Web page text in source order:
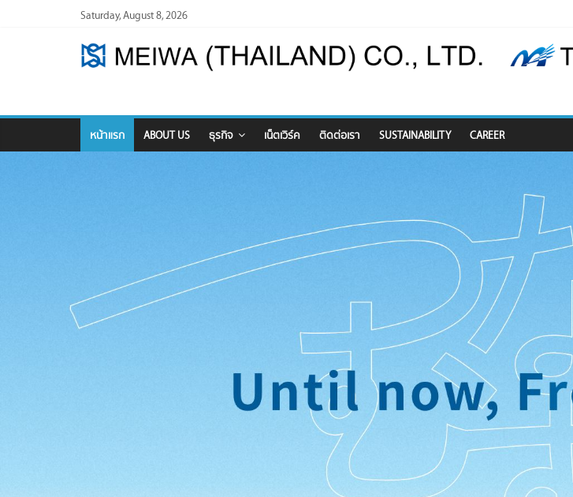
Saturday, August 8, 2026
Meiwa
(Thailand)
/
Trading
Meiwa
(Thailand)
หน้าแรก ABOUT US ธุรกิจ เน็ตเวิร์ค ติดต่อเรา SUSTAINABILITY CAREER